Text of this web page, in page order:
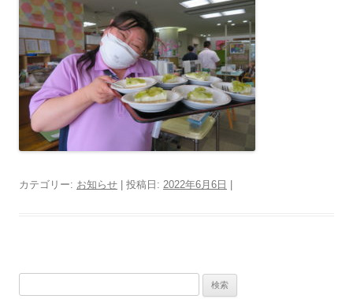
カテゴリー: お知らせ | 投稿日: 2022年6月6日